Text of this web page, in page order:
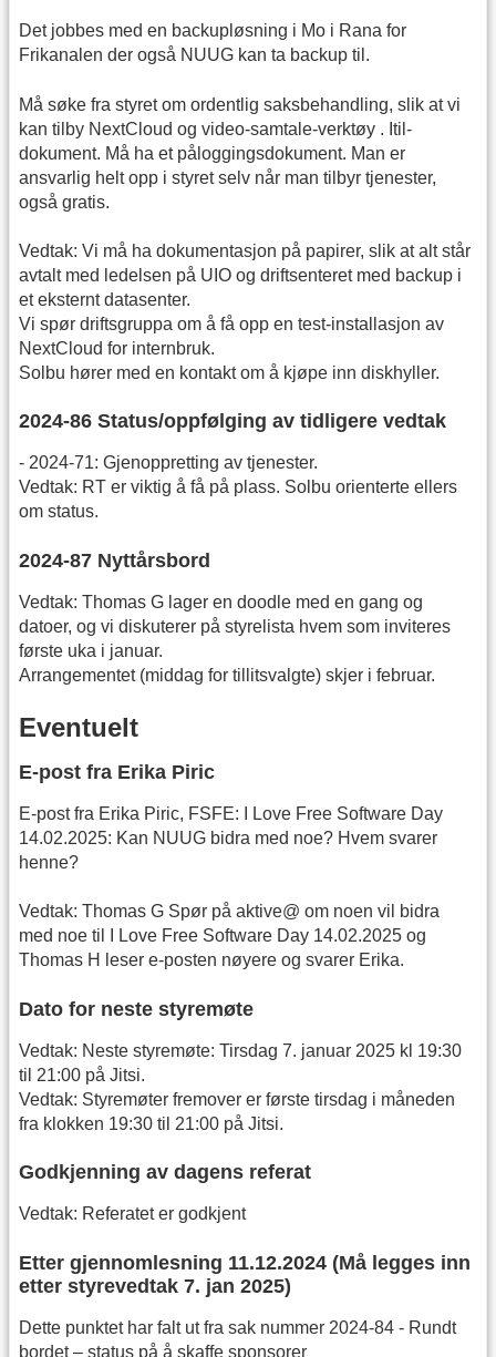
Det jobbes med en backupløsning i Mo i Rana for
Frikanalen der også NUUG kan ta backup til.
Må søke fra styret om ordentlig saksbehandling, slik at vi
kan tilby NextCloud og video-samtale-verktøy . Itil-
dokument. Må ha et påloggingsdokument. Man er
ansvarlig helt opp i styret selv når man tilbyr tjenester,
også gratis.
Vedtak: Vi må ha dokumentasjon på papirer, slik at alt står
avtalt med ledelsen på UIO og driftsenteret med backup i
et eksternt datasenter.
Vi spør driftsgruppa om å få opp en test-installasjon av
NextCloud for internbruk.
Solbu hører med en kontakt om å kjøpe inn diskhyller.
2024-86 Status/oppfølging av tidligere vedtak
- 2024-71: Gjenoppretting av tjenester.
Vedtak: RT er viktig å få på plass. Solbu orienterte ellers
om status.
2024-87 Nyttårsbord
Vedtak: Thomas G lager en doodle med en gang og
datoer, og vi diskuterer på styrelista hvem som inviteres
første uka i januar.
Arrangementet (middag for tillitsvalgte) skjer i februar.
Eventuelt
E-post fra Erika Piric
E-post fra Erika Piric, FSFE: I Love Free Software Day
14.02.2025: Kan NUUG bidra med noe? Hvem svarer
henne?
Vedtak: Thomas G Spør på aktive@ om noen vil bidra
med noe til I Love Free Software Day 14.02.2025 og
Thomas H leser e-posten nøyere og svarer Erika.
Dato for neste styremøte
Vedtak: Neste styremøte: Tirsdag 7. januar 2025 kl 19:30
til 21:00 på Jitsi.
Vedtak: Styremøter fremover er første tirsdag i måneden
fra klokken 19:30 til 21:00 på Jitsi.
Godkjenning av dagens referat
Vedtak: Referatet er godkjent
Etter gjennomlesning 11.12.2024 (Må legges inn
etter styrevedtak 7. jan 2025)
Dette punktet har falt ut fra sak nummer 2024-84 - Rundt
bordet – status på å skaffe sponsorer